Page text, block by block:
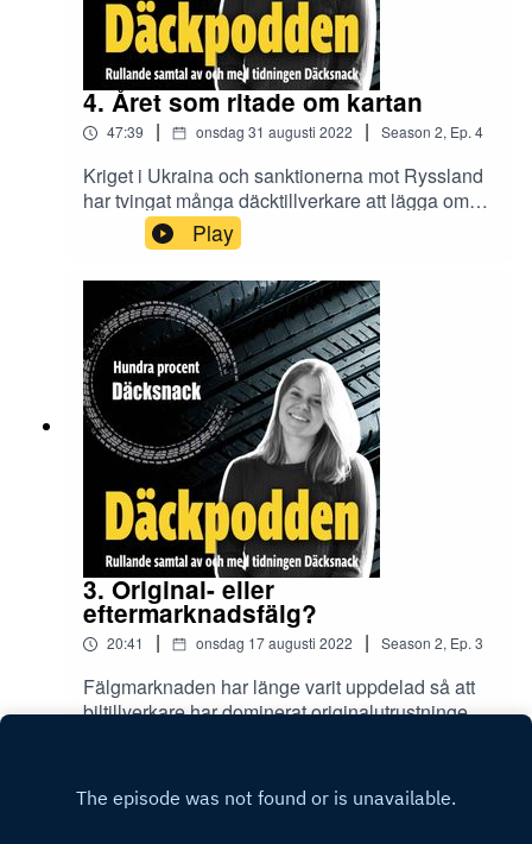
4. Året som ritade om kartan
47:39 | onsdag 31 augusti 2022 | Season 2, Ep. 4
Kriget i Ukraina och sanktionerna mot Ryssland
har tvingat många däcktillverkare att lägga om
sina produktionslinor och hitta nya strategier och
råvarualternativ. I det här avsnittet berättar David
Boman och Tommy Hultgren från Pirelli om hur
de har tacklat utmaningarna och vad de ser
framför sig inför vintersäsongen och 2023.
Play
3. Original- eller
eftermarknadsfälg?
20:41 | onsdag 17 augusti 2022 | Season 2, Ep. 3
Fälgmarknaden har länge varit uppdelad så att
biltillverkare har dominerat originalutrustningen
nu tar sig in även på vintersidan har spelplanen
börjat ritas om. I det här avsnittet berättar Richard